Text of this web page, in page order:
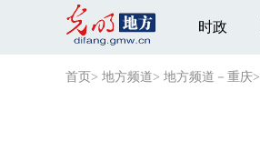
时政
首页 > 地方频道> 地方频道－重庆>